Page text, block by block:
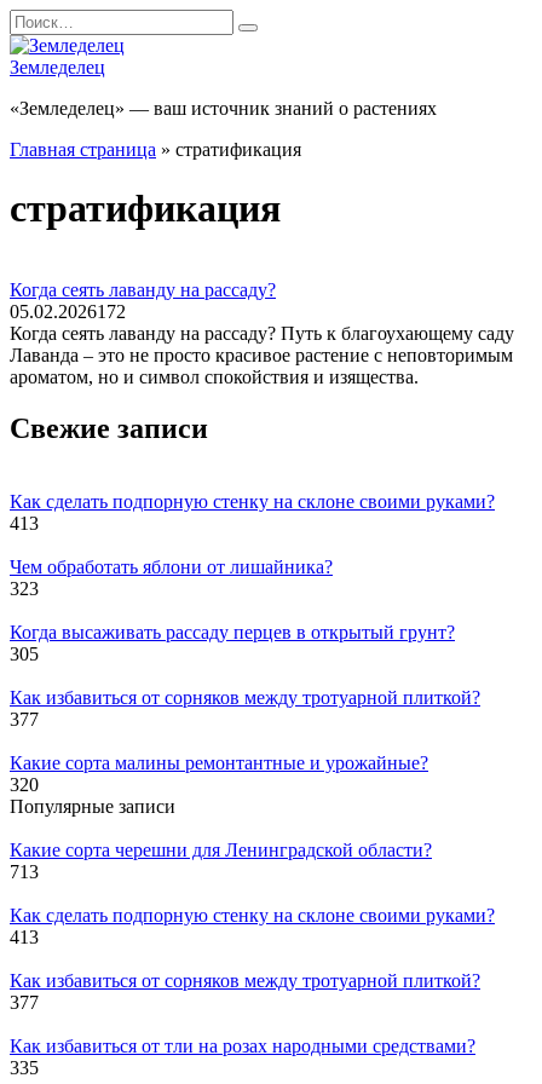
Перейти
к
содержанию
Search
for:
Земледелец
«Земледелец» — ваш источник знаний о растениях
Главная страница » стратификация
стратификация
Когда сеять лаванду на рассаду?
05.02.2026172
Когда сеять лаванду на рассаду? Путь к благоухающему саду
Лаванда – это не просто красивое растение с неповторимым
ароматом, но и символ спокойствия и изящества.
Свежие записи
Как сделать подпорную стенку на склоне своими руками?
413
Чем обработать яблони от лишайника?
323
Когда высаживать рассаду перцев в открытый грунт?
305
Как избавиться от сорняков между тротуарной плиткой?
377
Какие сорта малины ремонтантные и урожайные?
320
Популярные записи
Какие сорта черешни для Ленинградской области?
713
Как сделать подпорную стенку на склоне своими руками?
413
Как избавиться от сорняков между тротуарной плиткой?
377
Как избавиться от тли на розах народными средствами?
335